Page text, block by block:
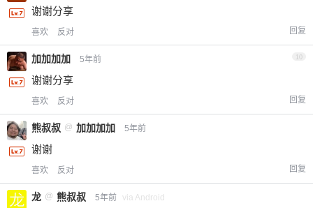
谢谢分享
喜欢 反对 回复
加加加加 5年前 10
谢谢分享
喜欢 反对 回复
熊叔叔 @ 加加加加 5年前
谢谢
喜欢 反对 回复
龙 @ 熊叔叔 5年前 via Android